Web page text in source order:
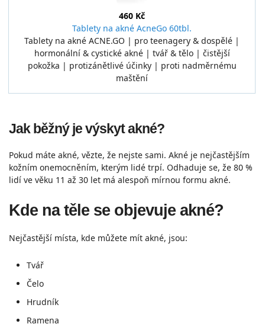
460 Kč
Tablety na akné AcneGo 60tbl.
Tablety na akné ACNE.GO | pro teenagery & dospělé |
hormonální & cystické akné | tvář & tělo | čistější
pokožka | protizánětlivé účinky | proti nadměrnému
maštění
Jak běžný je výskyt akné?
Pokud máte akné, vězte, že nejste sami. Akné je nejčastějším
kožním onemocněním, kterým lidé trpí. Odhaduje se, že 80 %
lidí ve věku 11 až 30 let má alespoň mírnou formu akné.
Kde na těle se objevuje akné?
Nejčastější místa, kde můžete mít akné, jsou:
Tvář
Čelo
Hrudník
Ramena